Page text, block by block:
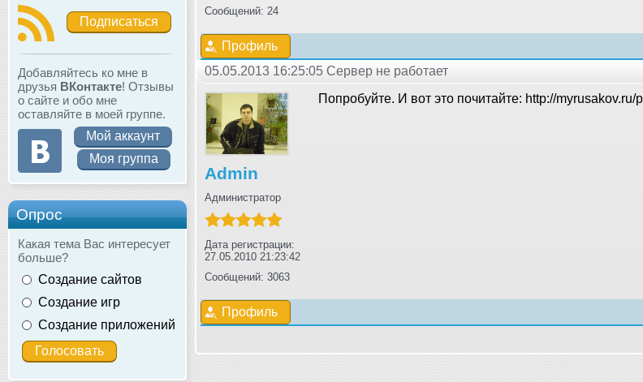
Подписаться
Добавляйтесь ко мне в
друзья ВКонтакте! Отзывы
о сайте и обо мне
оставляйте в моей группе.
Мой аккаунт
Моя группа
Опрос
Какая тема Вас интересует
больше?
Создание сайтов
Создание игр
Создание приложений
Сообщений: 24
Профиль
05.05.2013 16:25:05 Сервер не работает
Admin
Администратор
Дата регистрации:
27.05.2010 21:23:42
Сообщений: 3063
Попробуйте. И вот это почитайте: http://myrusakov.ru/
Профиль